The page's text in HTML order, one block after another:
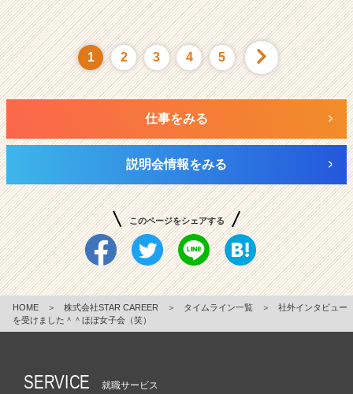
1 2 3 4 5
仕事をみる
説明会情報をみる
このページをシェアする
HOME ＞ 株式会社STAR CAREER ＞ タイムライン一覧 ＞
社外インタビュー
を受けました＾＾ほぼ女子会（笑）
SERVICE 就職サービス